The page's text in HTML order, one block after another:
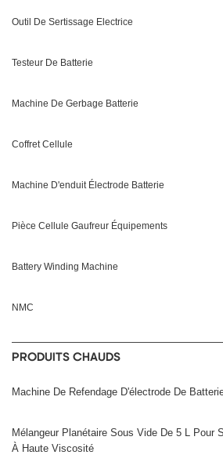
Outil De Sertissage Electrice
Testeur De Batterie
Machine De Gerbage Batterie
Coffret Cellule
Machine D'enduit Électrode Batterie
Pièce Cellule Gaufreur Équipements
Battery Winding Machine
NMC
PRODUITS CHAUDS
Machine De Refendage D'électrode De
Mélangeur Planétaire Sous Vide De 5 L Pour
À Haute Viscosité